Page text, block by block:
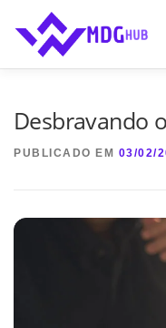
para
conteúdo
Desbravando
PUBLICADO EM 03/02/